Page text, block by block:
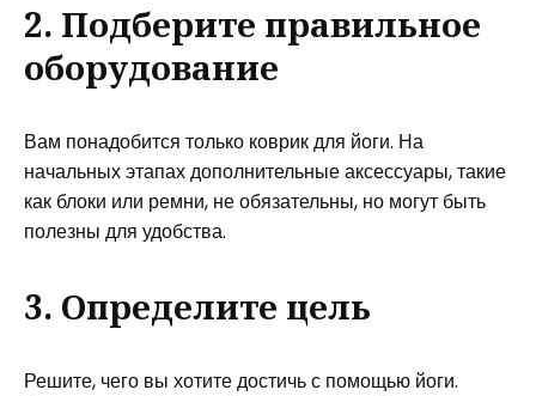
2. Подберите правильное
оборудование
Вам понадобится только коврик для йоги. На
начальных этапах дополнительные аксессуары, такие
как блоки или ремни, не обязательны, но могут быть
полезны для удобства.
3. Определите цель
Решите, чего вы хотите достичь с помощью йоги.